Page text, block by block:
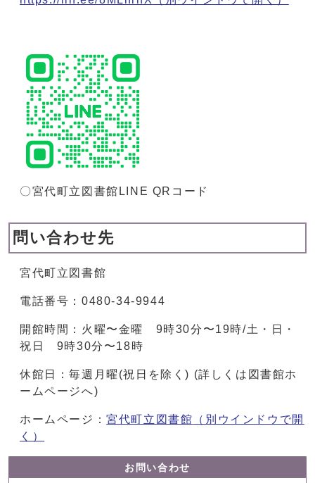
〇宮代町立図書館LINE QRコード
問い合わせ先
宮代町立図書館
電話番号：0480-34-9944
開館時間：火曜〜金曜 9時30分〜19時/土・日・
祝日 9時30分〜18時
休館日：毎週月曜(祝日を除く) (詳しくは図書館ホ
ームページへ)
ホームページ：宮代町立図書館 （別ウインドウで開
く）
お問い合わせ